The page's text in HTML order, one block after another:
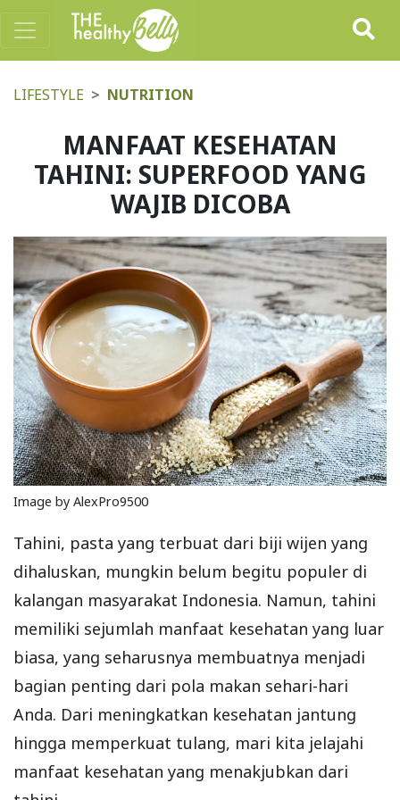
LIFESTYLE NUTRITION
MANFAAT KESEHATAN
TAHINI: SUPERFOOD YANG
WAJIB DICOBA
Image by AlexPro9500
Tahini, pasta yang terbuat dari biji wijen yang
dihaluskan, mungkin belum begitu populer di
kalangan masyarakat Indonesia. Namun, tahini
memiliki sejumlah manfaat kesehatan yang luar
biasa, yang seharusnya membuatnya menjadi
bagian penting dari pola makan sehari-hari
Anda. Dari meningkatkan kesehatan jantung
hingga memperkuat tulang, mari kita jelajahi
manfaat kesehatan yang menakjubkan dari